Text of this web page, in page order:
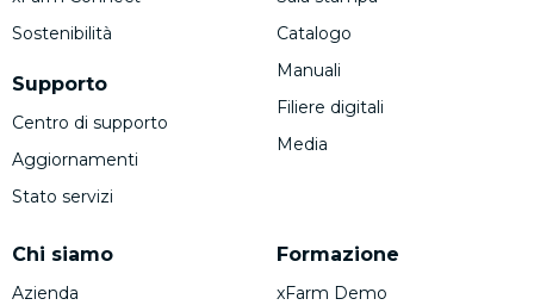
Sostenibilità
Supporto
Centro di supporto
Aggiornamenti
Stato servizi
Chi siamo
Azienda
Catalogo
Manuali
Filiere digitali
Media
Formazione
xFarm Demo